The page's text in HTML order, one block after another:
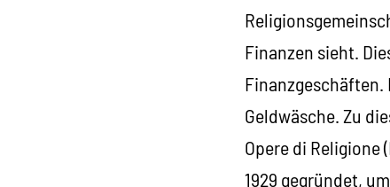
Finanzen sieht.
Finanzgeschäften.
Geldwäsche. Zu
Opere di Religione
1929 gegründet,